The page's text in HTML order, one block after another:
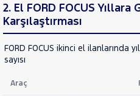
RAPTOR
TOURNEO
CONNECT
TOURNEO
COURIER
TOURNEO
JOURNEY
CUSTOM
2. El FORD FOCUS Yıllara
Karşılaştırması
FORD FOCUS ikinci el ilanlarında
sayısı
Araç